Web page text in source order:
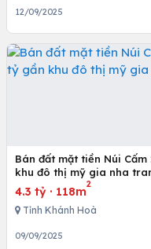
12/09/2025
Bán đất mặt tiền Núi Cấm
khu đô thị mỹ gia nha
4.3 tỷ · 118m
2
Tỉnh Khánh Hoà
09/09/2025